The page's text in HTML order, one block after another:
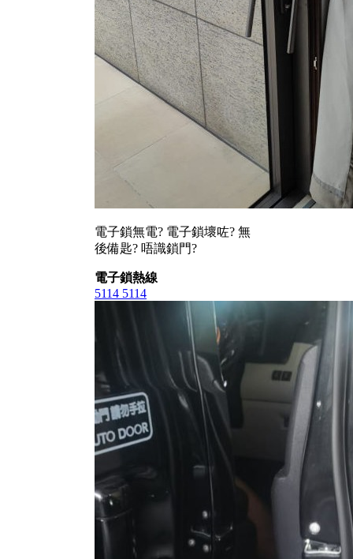
電子鎖無電? 電子鎖壞咗? 無
後備匙? 唔識鎖門?
電子鎖熱線
5114 5114